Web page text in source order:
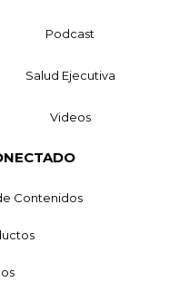
Podcast
Salud Ejecutiva
Videos
Contenidos